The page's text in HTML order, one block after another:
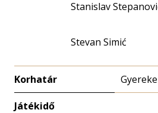
Stanislav
Stevan Simić
Korhatár
Játékidő